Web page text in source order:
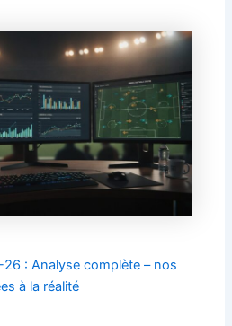
: Analyse complète – nos
à la réalité